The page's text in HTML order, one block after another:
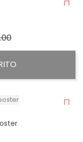
Precio